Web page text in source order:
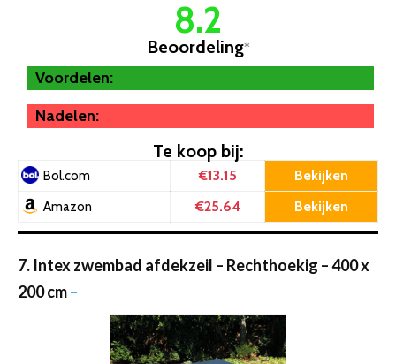
8.2
Beoordeling*
Voordelen:
Nadelen:
Te koop bij:
Bol.com €13.15 Bekijken
Amazon €25.64 Bekijken
7. Intex zwembad afdekzeil – Rechthoekig – 400 x
200 cm–